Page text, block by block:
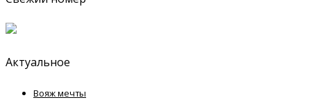
Актуальное
Вояж мечты